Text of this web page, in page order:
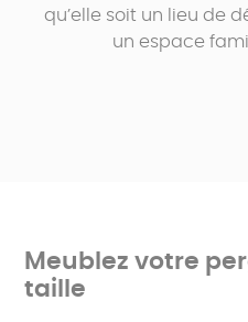
qu’elle soit un lieu de
un espace
Meublez votre
taille